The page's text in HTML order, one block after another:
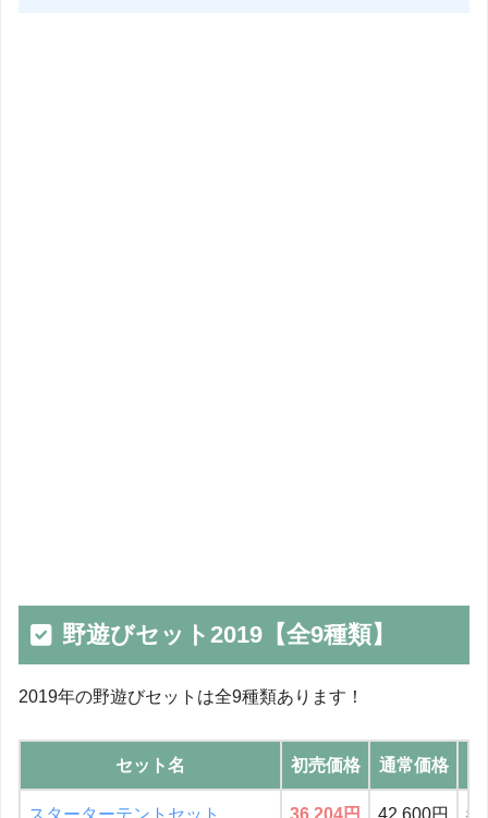
野遊びセット2019【全9種類】
2019年の野遊びセットは全9種類あります！
セット名 初売価格 通常価格